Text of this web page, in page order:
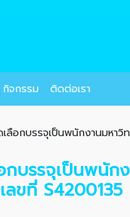
กิจกรรม ติดต่อเรา
ลือกบรรจุเป็นพนักงานมหา
บรรจุเป็นพนั
ขที่ S4200135